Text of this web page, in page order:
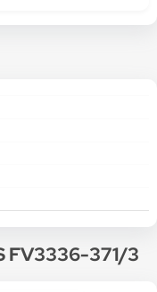
FV3336-371/3